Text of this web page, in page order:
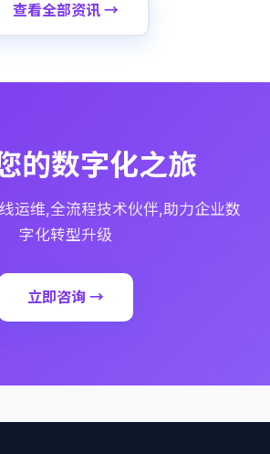
查看全部资讯 →
的数字化之旅
运维,全流程技术伙伴,助力企业数
字化转型升级
立即咨询 →